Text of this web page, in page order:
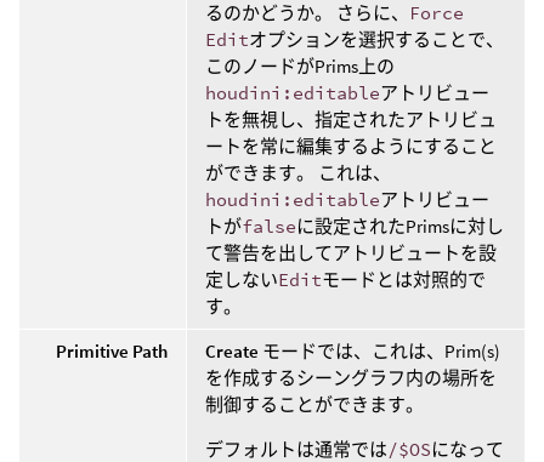
るのかどうか。 さらに、
Force
Editオプションを選択することで、
このノードがPrims上の
houdini:editableアトリビュー
トを無視し、指定されたアトリビュ
ートを常に編集するようにすること
ができます。 これは、
houdini:editableアトリビュー
トがfalseに設定されたPrimsに対し
て警告を出してアトリビュートを設
定しないEditモードとは対照的で
す。
Primitive Path
Create モードでは、これは、Prim(s)
を作成するシーングラフ内の場所を
制御することができます。
デフォルトは通常では/$OSになって